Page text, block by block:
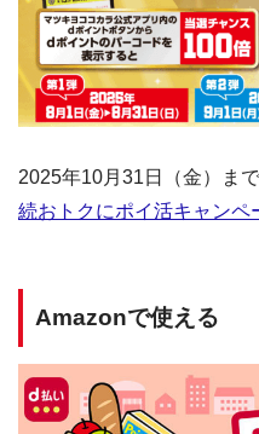
2025年10月31日（金）まで
続おトクにポイ活キャンペ
Amazonで使える